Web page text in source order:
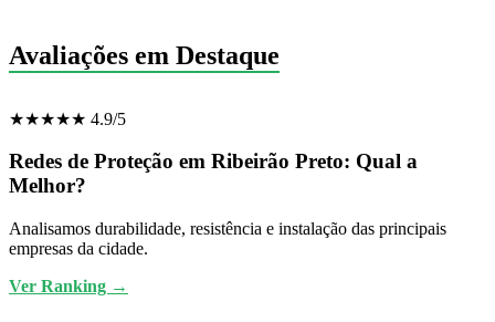
Avaliações em Destaque
★★★★★ 4.9/5
Redes de Proteção em Ribeirão Preto: Qual a
Melhor?
Analisamos durabilidade, resistência e instalação das principais
empresas da cidade.
Ver Ranking →